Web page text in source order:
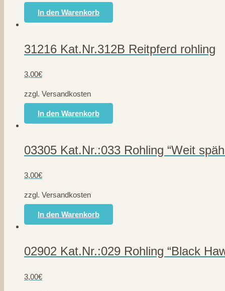
In den Warenkorb
31216 Kat.Nr.312B Reitpferd rohling
3,00€
zzgl. Versandkosten
In den Warenkorb
03305 Kat.Nr.:033 Rohling “Weit
3,00€
zzgl. Versandkosten
In den Warenkorb
02902 Kat.Nr.:029 Rohling “Black
3,00€